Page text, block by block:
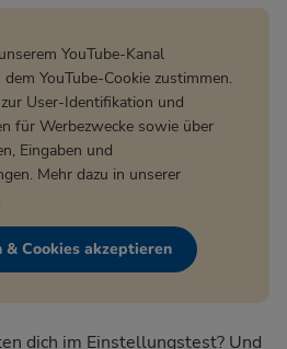
YouTube-Kanal
YouTube-Cookie zustimmen.
User-Identifikation und
für Werbezwecke sowie über
Eingaben und
Mehr dazu in unserer
.
Cookies akzeptieren
dich im Einstellungstest? Und